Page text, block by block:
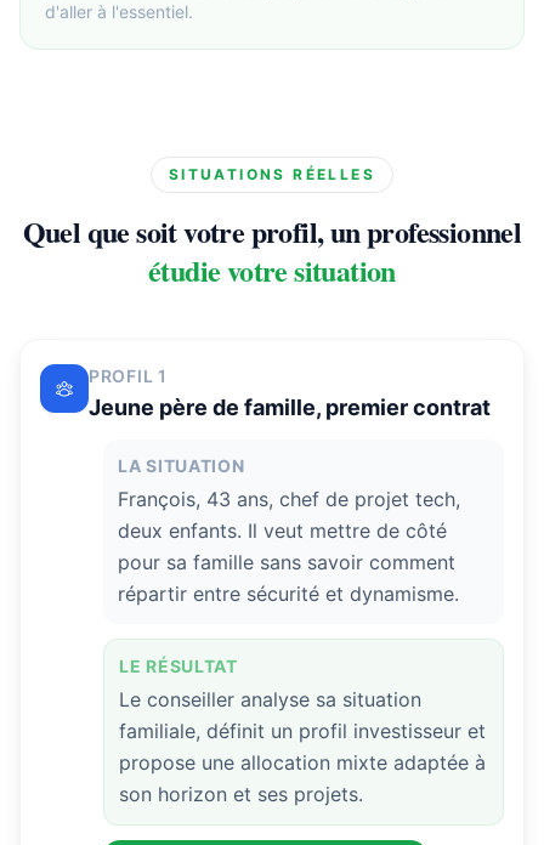
d'aller à l'essentiel.
SITUATIONS RÉELLES
Quel que soit votre profil, un professionnel
étudie votre situation
PROFIL 1
Jeune père de famille, premier contrat
LA SITUATION
François, 43 ans, chef de projet tech,
deux enfants. Il veut mettre de côté
pour sa famille sans savoir comment
répartir entre sécurité et dynamisme.
LE RÉSULTAT
Le conseiller analyse sa situation
familiale, définit un profil investisseur et
propose une allocation mixte adaptée à
son horizon et ses projets.